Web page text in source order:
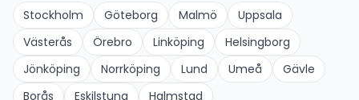
Stockholm Göteborg Malmö
Uppsala
Västerås
Örebro Linköping
Helsingborg
Jönköping
Norrköping Lund Umeå
Gävle
Borås
Eskilstuna Halmstad